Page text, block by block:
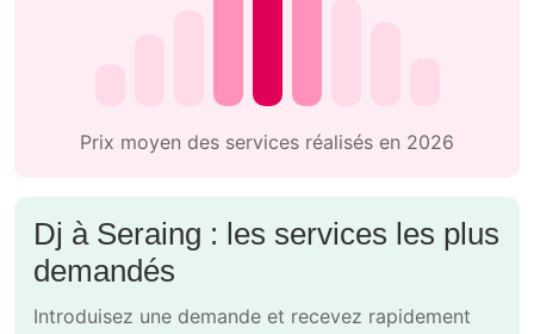
Prix moyen des services réalisés en 2026
Dj à Seraing : les services les plus
demandés
Introduisez une demande et recevez rapidement